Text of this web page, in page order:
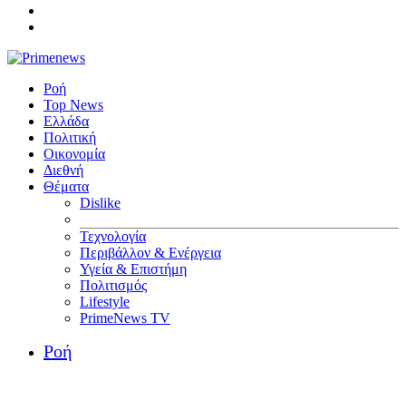
Ροή
Top News
Ελλάδα
Πολιτική
Οικονομία
Διεθνή
Θέματα
Dislike
Τεχνολογία
Περιβάλλον & Ενέργεια
Υγεία & Επιστήμη
Πολιτισμός
Lifestyle
PrimeNews TV
Ροή